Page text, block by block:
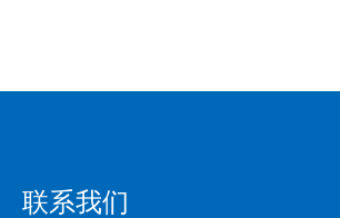
联系我们